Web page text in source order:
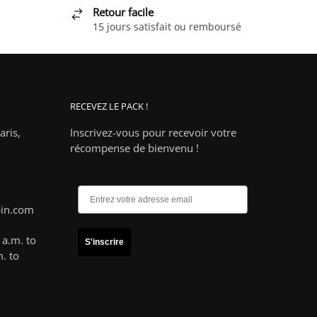
Retour facile
15 jours satisfait ou remboursé
to
to
RECEVEZ LE PACK !
Inscrivez-vous pour recevoir votre
récompense de bienvenu !
S'inscrire